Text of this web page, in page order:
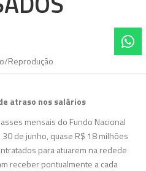
atraso nos salários
mensais do Fundo Nacional
de junho, quase R$ 18 milhões
para atuarem na redede
receber pontualmente a cada